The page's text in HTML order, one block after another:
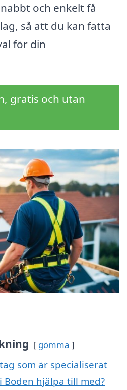
och enkelt få
så att du kan fatta
för din
gratis och utan
gömma
som är specialiserat
hjälpa till med?